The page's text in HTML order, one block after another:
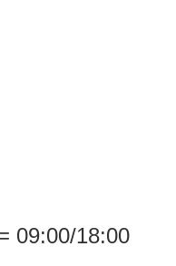
09:00/18:00